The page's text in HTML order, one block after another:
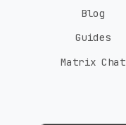
Blog
Guides
Matrix Chat